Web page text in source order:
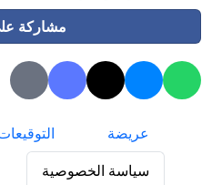
مشاركة
عريضة
سياسة الخصوصية